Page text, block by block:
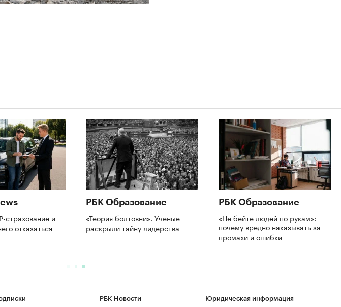
страхование и
отказаться
РБК Образование
«Теория болтовни». Ученые
раскрыли тайну лидерства
РБК Образование
«Не бейте людей по рукам»:
почему вредно наказывать за
промахи и ошибки
РБК Новости Юридическая информация